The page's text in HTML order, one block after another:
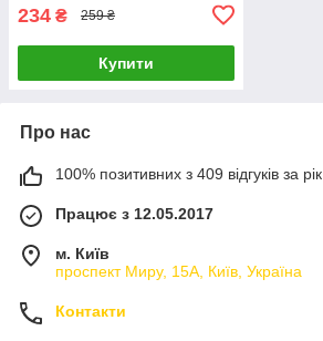
234 ₴ 259 ₴
Купити
Про нас
100% позитивних з 409 відгуків за рік
Працює з 12.05.2017
м. Київ
проспект Миру, 15А, Київ, Україна
Контакти